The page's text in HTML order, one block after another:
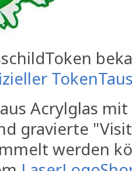
Acrylglas
gravierte
werden